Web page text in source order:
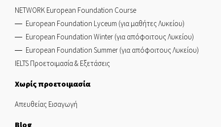
NETWORK European Foundation Course
European Foundation Lyceum (για μαθήτες Λυκείου)
European Foundation Winter (για απόφοιτους Λυκείου)
European Foundation Summer (για απόφοιτους Λυκείου)
IELTS Προετοιμασία & Εξετάσεις
Χωρίς προετοιμασία
Απευθείας Εισαγωγή
Blog